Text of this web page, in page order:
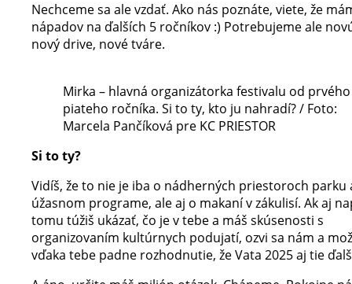
Nechceme sa ale vzdať. Ako nás poznáte, viete, že
nápadov na ďalších 5 ročníkov :) Potrebujeme ale
nový drive, nové tváre.
Mirka – hlavná organizátorka festivalu od
piateho ročníka. Si to ty, kto ju nahradí? / Foto:
Marcela Pančíková pre KC PRIESTOR
Si to ty?
Vidíš, že to nie je iba o nádherných priestoroch parku
úžasnom programe, ale aj o makaní v zákulisí. Ak aj
tomu túžiš ukázať, čo je v tebe a máš skúsenosti s
organizovaním kultúrnych podujatí, ozvi sa nám a
vďaka tebe padne rozhodnutie, že Vata 2025 aj tie